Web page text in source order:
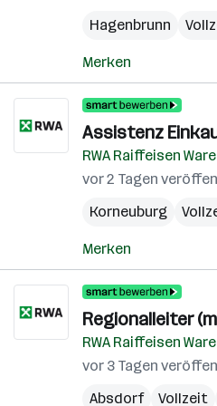
Hagenbrunn
Merken
Assistenz
RWA Raiffeisen
vor 2 Tagen
Korneuburg
Merken
Regionalleiter
RWA Raiffeisen
vor 3 Tagen
Absdorf
Vollzeit